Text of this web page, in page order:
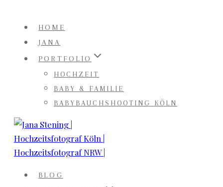
Inhalt
springen
HOME
JANA
PORTFOLIO
HOCHZEIT
BABY & FAMILIE
BABYBAUCHSHOOTING KÖLN
BLOG